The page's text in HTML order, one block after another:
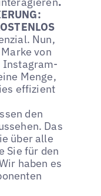
Nun,
von
Instagram-
Menge,
effizient
den
Das
über alle
Sie für den
haben es